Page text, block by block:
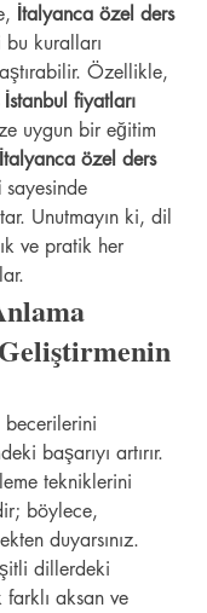
İtalyanca özel ders
bu kuralları
Özellikle,
fiyatları
uygun bir eğitim
İtalyanca özel ders
sayesinde
Unutmayın ki, dil
ve pratik her
becerilerini
başarıyı artırır.
tekniklerini
böylece,
duyarsınız.
dillerdeki
aksan ve